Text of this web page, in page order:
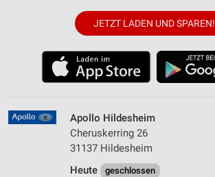
JETZT LADEN UND SPAREN!
Apollo Hildesheim
Cheruskerring 26
31137 Hildesheim
Heute
geschlossen